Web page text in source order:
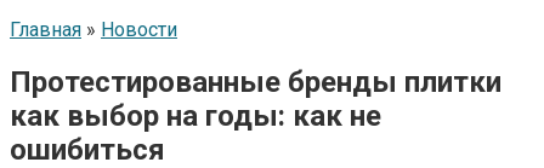
Главная » Новости
Протестированные бренды плитки
как выбор на годы: как не
ошибиться